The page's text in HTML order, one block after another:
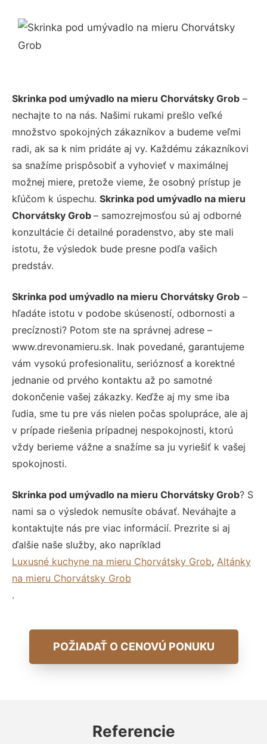
Skrinka pod umývadlo na mieru Chorvátsky Grob –
nechajte to na nás. Našimi rukami prešlo veľké
množstvo spokojných zákazníkov a budeme veľmi
radi, ak sa k nim pridáte aj vy. Každému zákazníkovi
sa snažíme prispôsobiť a vyhovieť v maximálnej
možnej miere, pretože vieme, že osobný prístup je
kľúčom k úspechu. Skrinka pod umývadlo na mieru
Chorvátsky Grob – samozrejmosťou sú aj odborné
konzultácie či detailné poradenstvo, aby ste mali
istotu, že výsledok bude presne podľa vašich
predstáv.
Skrinka pod umývadlo na mieru Chorvátsky Grob –
hľadáte istotu v podobe skúseností, odbornosti a
precíznosti? Potom ste na správnej adrese –
www.drevonamieru.sk. Inak povedané, garantujeme
vám vysokú profesionalitu, serióznosť a korektné
jednanie od prvého kontaktu až po samotné
dokončenie vašej zákazky. Keďže aj my sme iba
ľudia, sme tu pre vás nielen počas spolupráce, ale aj
v prípade riešenia prípadnej nespokojnosti, ktorú
vždy berieme vážne a snažíme sa ju vyriešiť k vašej
spokojnosti.
Skrinka pod umývadlo na mieru Chorvátsky Grob? S
nami sa o výsledok nemusíte obávať. Neváhajte a
kontaktujte nás pre viac informácií. Prezrite si aj
ďalšie naše služby, ako napríklad
Luxusné kuchyne na mieru Chorvátsky Grob, Altánky
na mieru Chorvátsky Grob
.
POŽIADAŤ O CENOVÚ PONUKU
Referencie